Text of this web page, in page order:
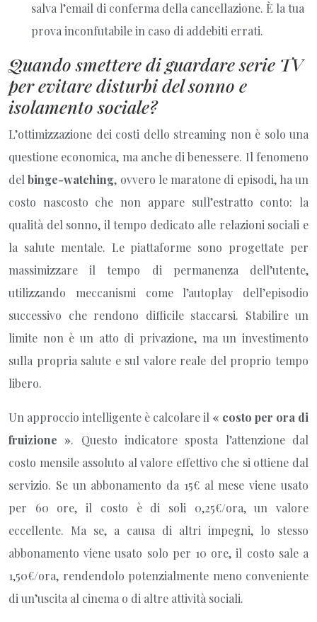
salva l’email di conferma della cancellazione. È la tua
prova inconfutabile in caso di addebiti errati.
Quando smettere di guardare serie TV
per evitare disturbi del sonno e
isolamento sociale?
L’ottimizzazione dei costi dello streaming non è solo una
questione economica, ma anche di benessere. Il fenomeno
delbinge-watching, ovvero le maratone di episodi, ha un
costo nascosto che non appare sull’estratto conto: la
qualità del sonno, il tempo dedicato alle relazioni sociali e
la salute mentale. Le piattaforme sono progettate per
massimizzare il tempo di permanenza dell’utente,
utilizzando meccanismi come l’autoplay dell’episodio
successivo che rendono difficile staccarsi. Stabilire un
limite non è un atto di privazione, ma un investimento
sulla propria salute e sul valore reale del proprio tempo
libero.
Un approccio intelligente è calcolare il « costo per ora di
fruizione ». Questo indicatore sposta l’attenzione dal
costo mensile assoluto al valore effettivo che si ottiene dal
servizio. Se un abbonamento da 15€ al mese viene usato
per 60 ore, il costo è di soli 0,25€/ora, un valore
eccellente. Ma se, a causa di altri impegni, lo stesso
abbonamento viene usato solo per 10 ore, il costo sale a
1,50€/ora, rendendolo potenzialmente meno conveniente
di un’uscita al cinema o di altre attività sociali.